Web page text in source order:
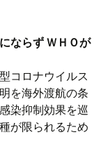
ならず ＷＨＯが
コロナウイルス
を海外渡航の条
染抑制効果を巡
が限られるため